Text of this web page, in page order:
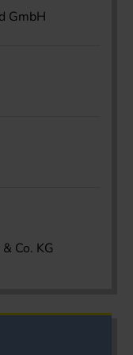
GmbH
Co. KG